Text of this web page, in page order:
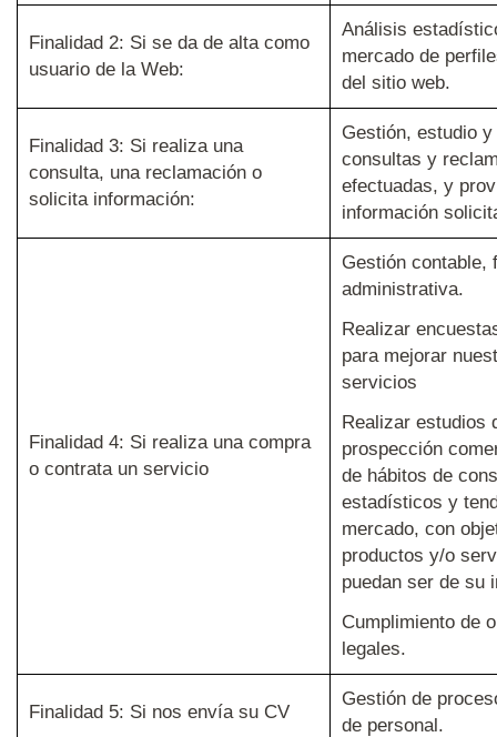
Finalidad 2: Si se da de alta como
usuario de la Web:
Análisis
mercado de
del sitio web.
Finalidad 3: Si realiza una
consulta, una reclamación o
solicita información:
Gestión, estudio
consultas y
efectuadas, y
información
Finalidad 4: Si realiza una compra
o contrata un servicio
Gestión contable,
administrativa.
Realizar
para mejorar
servicios
Realizar estudios
prospección
de hábitos de
estadísticos y
mercado, con
productos y/o
puedan ser de su
Cumplimiento de
legales.
Finalidad 5: Si nos envía su CV
Gestión de
de personal.